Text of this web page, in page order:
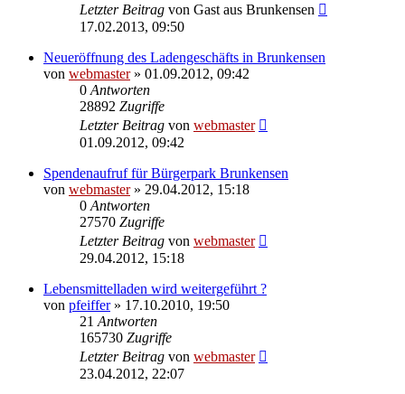
Letzter Beitrag von Gast aus Brunkensen
17.02.2013, 09:50
Neueröffnung des Ladengeschäfts in Brunkensen
von webmaster» 01.09.2012, 09:42
0 Antworten
28892 Zugriffe
Letzter Beitrag von webmaster
01.09.2012, 09:42
Spendenaufruf für Bürgerpark Brunkensen
von webmaster» 29.04.2012, 15:18
0 Antworten
27570 Zugriffe
Letzter Beitrag von webmaster
29.04.2012, 15:18
Lebensmittelladen wird weitergeführt ?
von pfeiffer» 17.10.2010, 19:50
21 Antworten
165730 Zugriffe
Letzter Beitrag von webmaster
23.04.2012, 22:07